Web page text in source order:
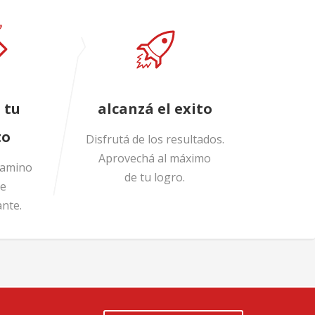
tu
alcanzá el exito
Disfrutá de los resultados.
Aprovechá al máximo
de tu logro.